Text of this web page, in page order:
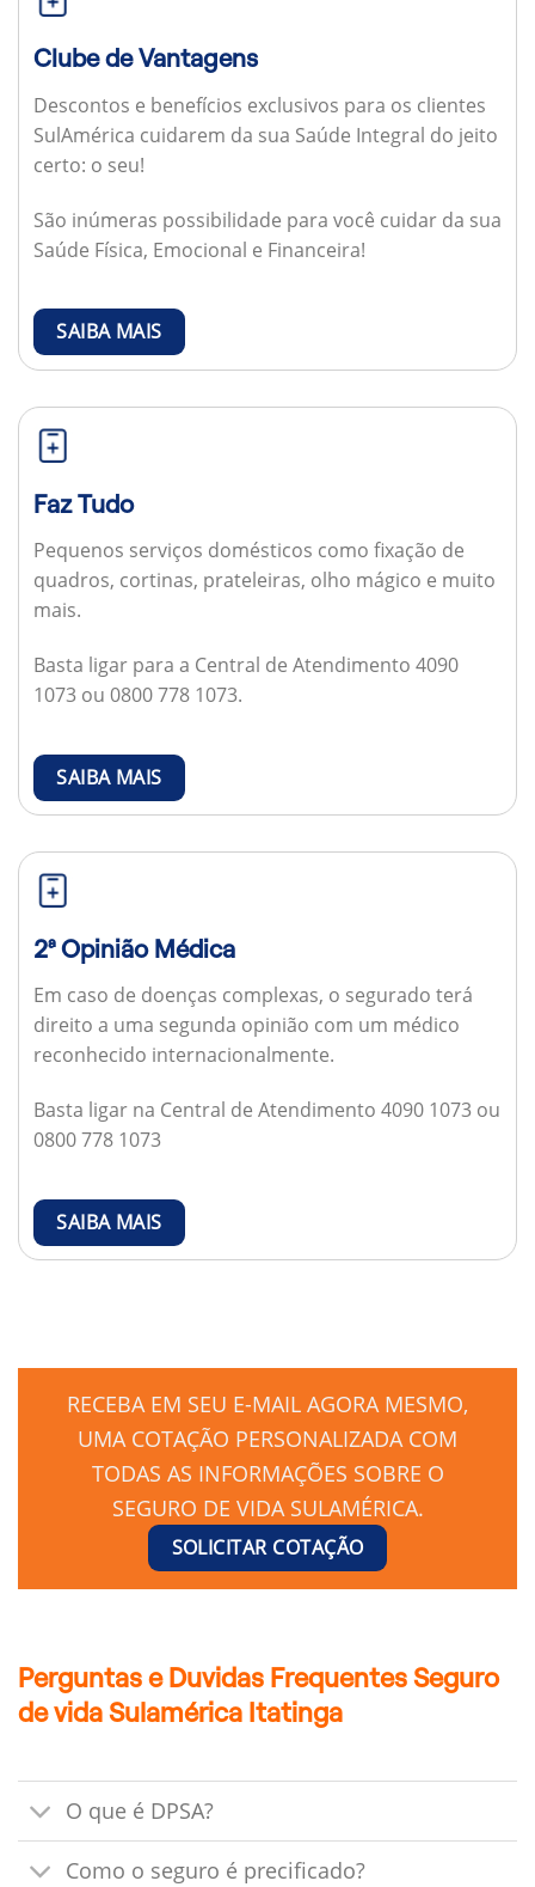
Clube de Vantagens
Descontos e benefícios exclusivos para os clientes
SulAmérica cuidarem da sua Saúde Integral do jeito
certo: o seu!
São inúmeras possibilidade para você cuidar da sua
Saúde Física, Emocional e Financeira!
SAIBA MAIS
Faz Tudo
Pequenos serviços domésticos como fixação de
quadros, cortinas, prateleiras, olho mágico e muito
mais.
Basta ligar para a Central de Atendimento 4090
1073 ou 0800 778 1073.
SAIBA MAIS
2ª Opinião Médica
Em caso de doenças complexas, o segurado terá
direito a uma segunda opinião com um médico
reconhecido internacionalmente.
Basta ligar na Central de Atendimento 4090 1073 ou
0800 778 1073
SAIBA MAIS
RECEBA EM SEU E-MAIL AGORA MESMO,
UMA COTAÇÃO PERSONALIZADA COM
TODAS AS INFORMAÇÕES SOBRE O
SEGURO DE VIDA SULAMÉRICA.
SOLICITAR COTAÇÃO
Perguntas e Duvidas Frequentes Seguro
de vida Sulamérica Itatinga
O que é DPSA?
Como o seguro é precificado?